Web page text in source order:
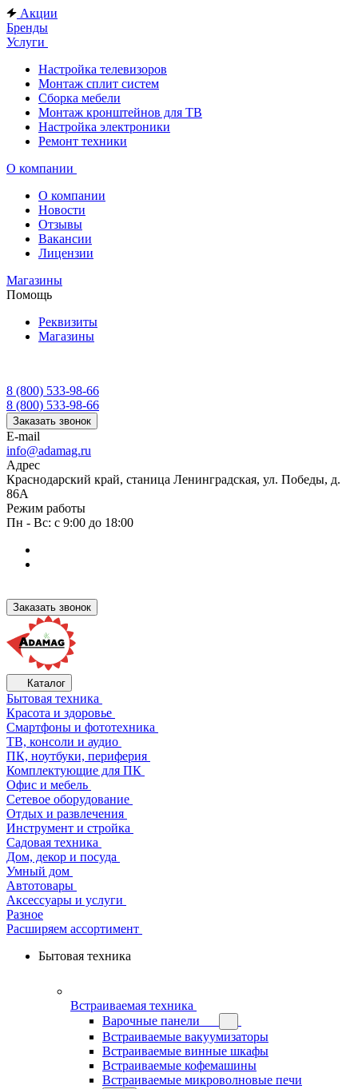
Акции
Бренды
Услуги
Настройка телевизоров
Монтаж сплит систем
Сборка мебели
Монтаж кронштейнов для ТВ
Настройка электроники
Ремонт техники
О компании
О компании
Новости
Отзывы
Вакансии
Лицензии
Магазины
Помощь
Реквизиты
Магазины
8 (800) 533-98-66
8 (800) 533-98-66
Заказать звонок
E-mail
info@adamag.ru
Адрес
Краснодарский край, станица Ленинградская, ул. Победы, д.
86А
Режим работы
Пн - Вс: с 9:00 до 18:00
Заказать звонок
Каталог
Бытовая техника
Красота и здоровье
Смартфоны и фототехника
ТВ, консоли и аудио
ПК, ноутбуки, периферия
Комплектующие для ПК
Офис и мебель
Сетевое оборудование
Отдых и развлечения
Инструмент и стройка
Садовая техника
Дом, декор и посуда
Умный дом
Автотовары
Аксессуары и услуги
Разное
Расширяем ассортимент
Бытовая техника
Встраиваемая техника
Варочные панели
Встраиваемые вакуумизаторы
Встраиваемые винные шкафы
Встраиваемые кофемашины
Встраиваемые микроволновые печи